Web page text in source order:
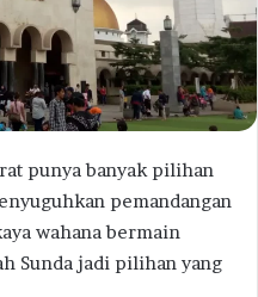
punya banyak pilihan
pemandangan
wahana bermain
Sunda jadi pilihan yang